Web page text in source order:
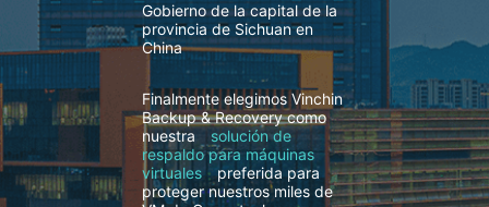
Gobierno de la capital de la
provincia de Sichuan en
China
Finalmente elegimos Vinchin
Backup & Recovery como
nuestra
solución de
respaldo para máquinas
virtuales preferida para
proteger nuestros miles de